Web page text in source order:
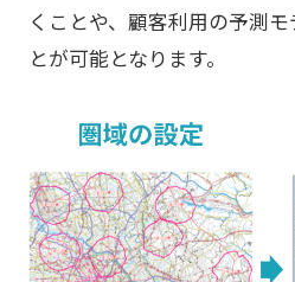
くことや、顧客利用の予測
とが可能となります。